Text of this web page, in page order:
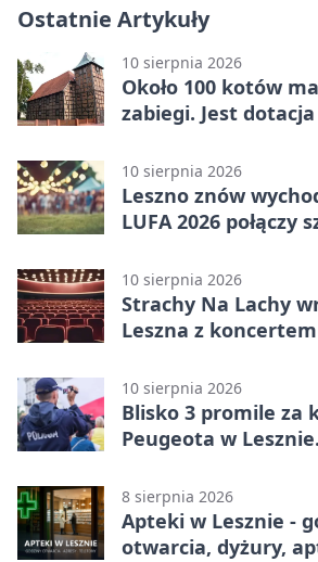
Ostatnie Artykuły
10 sierpnia 2026
Około 100 kotów
zabiegi. Jest
10 sierpnia 2026
Leszno znów
LUFA 2026 połączy
10 sierpnia 2026
Strachy Na Lachy
Leszna z
10 sierpnia 2026
Blisko 3 promile za
Peugeota w
8 sierpnia 2026
Apteki w Lesznie -
otwarcia, dyżury,